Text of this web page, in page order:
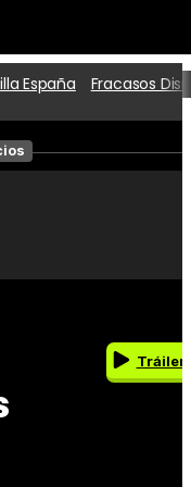
Cartelera
España Fracasos
Tráiler